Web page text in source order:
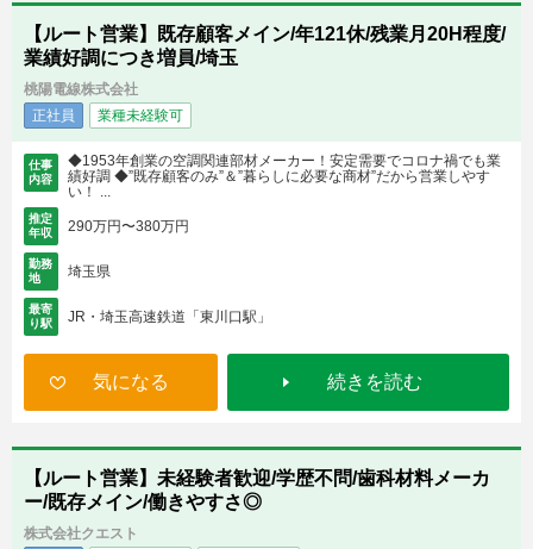
【ルート営業】既存顧客メイン/年121休/残業月20H程度/
業績好調につき増員/埼玉
桃陽電線株式会社
正社員
業種未経験可
仕事
内容
◆1953年創業の空調関連部材メーカー！安定需要でコロナ禍でも業
績好調 ◆”既存顧客のみ”＆”暮らしに必要な商材”だから営業しやす
い！ ...
推定
年収
290万円〜380万円
勤務
地
埼玉県
最寄
り駅
JR・埼玉高速鉄道「東川口駅」
気になる 続きを読む
【ルート営業】未経験者歓迎/学歴不問/歯科材料メーカ
ー/既存メイン/働きやすさ◎
株式会社クエスト